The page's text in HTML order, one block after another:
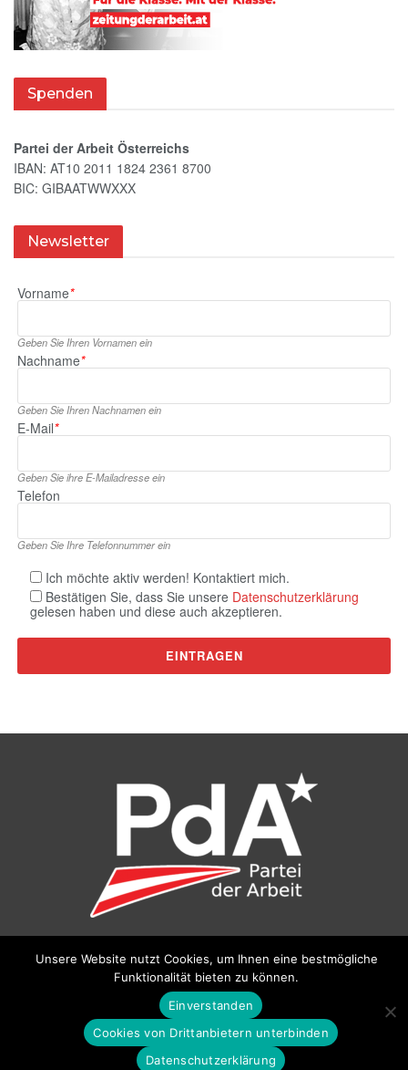
Spenden
Partei der Arbeit Österreichs
IBAN: AT10 2011 1824 2361 8700
BIC: GIBAATWWXXX
Newsletter
Vorname*
Geben Sie Ihren Vornamen ein
Nachname*
Geben Sie Ihren Nachnamen ein
E‑Mail*
Geben Sie ihre E‑Mailadresse ein
Telefon
Geben Sie Ihre Telefonnummer ein
Ich möchte aktiv werden! Kontaktiert mich.
Bestätigen Sie, dass Sie unsere Datenschutzerklärung
gelesen haben und diese auch akzeptieren.
©Partei der Arbeit (PdA), Bundesbüro: Drorygasse 21, 1030
Wien, E‑Mail:pda@parteiderarbeit.at|Impressum
Datenschutzerklärung
Unsere Website nutzt Cookies, um Ihnen eine bestmögliche
Funktionalität bieten zu können.
Einverstanden
Cookies von Drittanbietern unterbinden
Datenschutzerklärung